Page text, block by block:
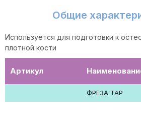
Общие
Используется для подготовки к
плотной кости
Артикул
ФРЕЗА TAP